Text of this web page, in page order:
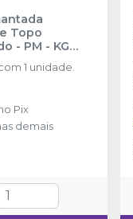
Topo
- PM - KG
1 unidade.
Pix
demais